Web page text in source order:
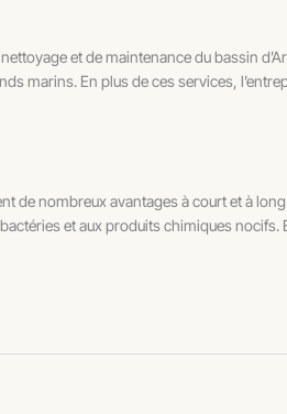
et de maintenance du bassin
marins. En plus de ces services,
de nombreux avantages à court et à
et aux produits chimiques